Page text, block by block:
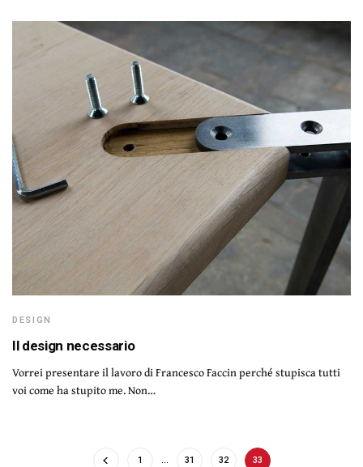
DESIGN
Il design necessario
Vorrei presentare il lavoro di Francesco Faccin perché stupisca tutti
voi come ha stupito me. Non…
1 … 31 32 33